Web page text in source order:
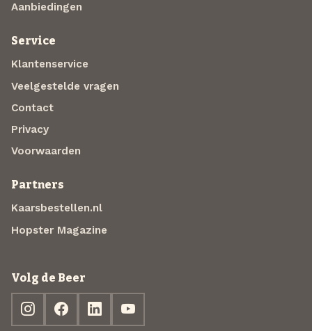
Aanbiedingen
Service
Klantenservice
Veelgestelde vragen
Contact
Privacy
Voorwaarden
Partners
Kaarsbestellen.nl
Hopster Magazine
Volg de Beer